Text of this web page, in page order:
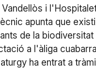
Vandellòs i
apunta que
de la biodiversitat
a l'àliga
ha entrat a